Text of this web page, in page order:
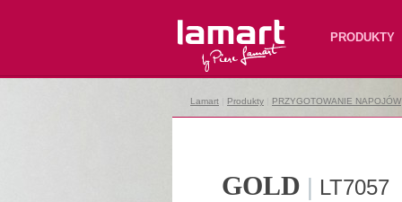
Lamart PRODUKTY
Lamart Produkty PRZYGOTOWANIE NAPOJÓW
GOLD | LT7057